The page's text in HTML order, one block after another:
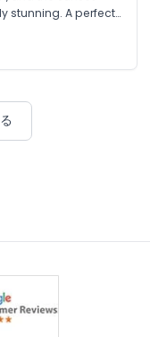
stunning. A perfect